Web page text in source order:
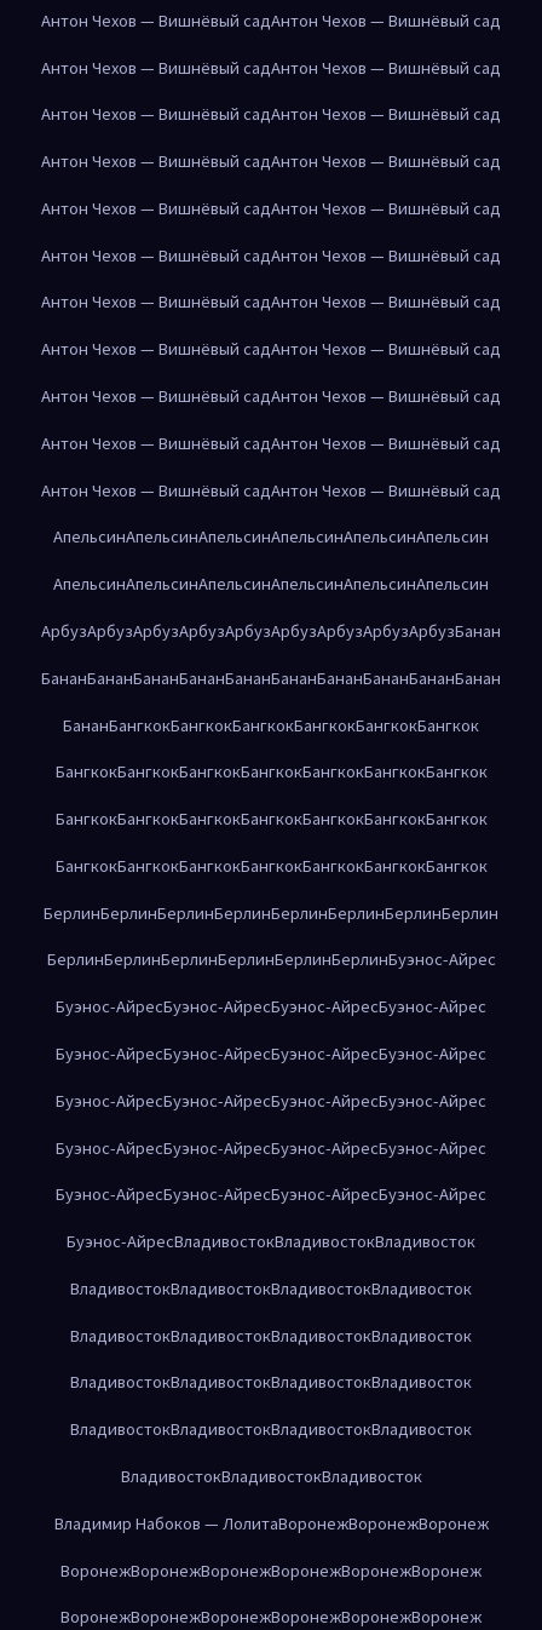
Антон Чехов — Вишнёвый садАнтон Чехов — Вишнёвый сад
Антон Чехов — Вишнёвый садАнтон Чехов — Вишнёвый сад
Антон Чехов — Вишнёвый садАнтон Чехов — Вишнёвый сад
Антон Чехов — Вишнёвый садАнтон Чехов — Вишнёвый сад
Антон Чехов — Вишнёвый садАнтон Чехов — Вишнёвый сад
Антон Чехов — Вишнёвый садАнтон Чехов — Вишнёвый сад
Антон Чехов — Вишнёвый садАнтон Чехов — Вишнёвый сад
Антон Чехов — Вишнёвый садАнтон Чехов — Вишнёвый сад
Антон Чехов — Вишнёвый садАнтон Чехов — Вишнёвый сад
Антон Чехов — Вишнёвый садАнтон Чехов — Вишнёвый сад
Антон Чехов — Вишнёвый садАнтон Чехов — Вишнёвый сад
АпельсинАпельсинАпельсинАпельсинАпельсинАпельсин
АпельсинАпельсинАпельсинАпельсинАпельсинАпельсин
АрбузАрбузАрбузАрбузАрбузАрбузАрбузАрбузАрбузБанан
БананБананБананБананБананБананБананБананБананБанан
БананБангкокБангкокБангкокБангкокБангкокБангкок
БангкокБангкокБангкокБангкокБангкокБангкокБангкок
БангкокБангкокБангкокБангкокБангкокБангкокБангкок
БангкокБангкокБангкокБангкокБангкокБангкокБангкок
БерлинБерлинБерлинБерлинБерлинБерлинБерлинБерлин
БерлинБерлинБерлинБерлинБерлинБерлинБуэнос-Айрес
Буэнос-АйресБуэнос-АйресБуэнос-АйресБуэнос-Айрес
Буэнос-АйресБуэнос-АйресБуэнос-АйресБуэнос-Айрес
Буэнос-АйресБуэнос-АйресБуэнос-АйресБуэнос-Айрес
Буэнос-АйресБуэнос-АйресБуэнос-АйресБуэнос-Айрес
Буэнос-АйресБуэнос-АйресБуэнос-АйресБуэнос-Айрес
Буэнос-АйресВладивостокВладивостокВладивосток
ВладивостокВладивостокВладивостокВладивосток
ВладивостокВладивостокВладивостокВладивосток
ВладивостокВладивостокВладивостокВладивосток
ВладивостокВладивостокВладивостокВладивосток
ВладивостокВладивостокВладивосток
Владимир Набоков — ЛолитаВоронежВоронежВоронеж
ВоронежВоронежВоронежВоронежВоронежВоронеж
ВоронежВоронежВоронежВоронежВоронежВоронеж